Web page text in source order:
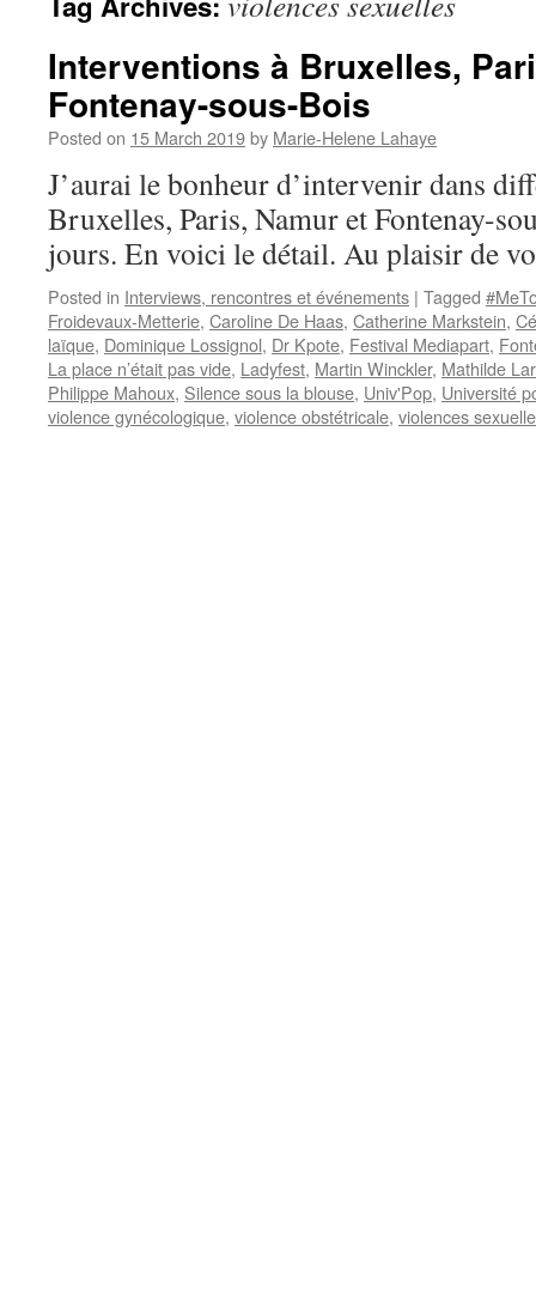
Interventions à Bruxelles,
Fontenay-sous-Bois
Posted on 15 March 2019by Marie-Helene Lahaye
J’aurai le bonheur d’intervenir dans
Bruxelles, Paris, Namur et Fontenay-
jours. En voici le détail. Au plaisir de
Posted in Interviews, rencontres et événements | Tagged
Froidevaux-Metterie, Caroline De Haas, Catherine Markstein,
laïque, Dominique Lossignol, Dr Kpote, Festival Mediapart,
La place n’était pas vide, Ladyfest, Martin Winckler, Mathilde
Philippe Mahoux, Silence sous la blouse, Univ'Pop, Université
violence gynécologique, violence obstétricale, violences